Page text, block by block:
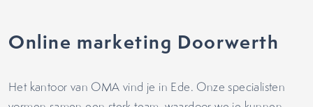
Online marketing Doorwerth
Het kantoor van OMA vind je in Ede. Onze specialisten